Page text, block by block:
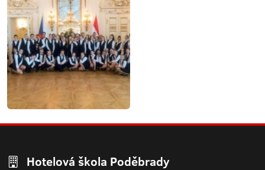
Hotelová škola Poděbrady